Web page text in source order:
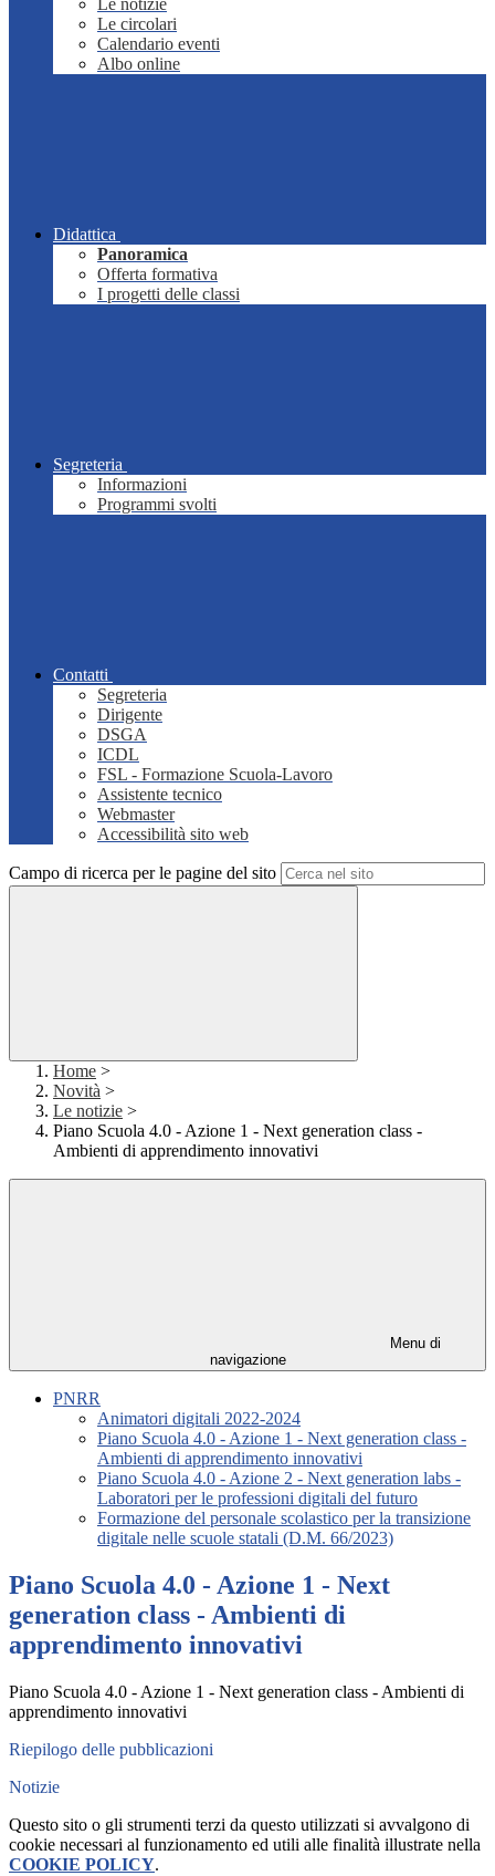
Le notizie
Le circolari
Calendario eventi
Albo online
Didattica
Panoramica
Offerta formativa
I progetti delle classi
Segreteria
Informazioni
Programmi svolti
Contatti
Segreteria
Dirigente
DSGA
ICDL
FSL - Formazione Scuola-Lavoro
Assistente tecnico
Webmaster
Accessibilità sito web
Campo di ricerca per le pagine del sito
Home >
Novità >
Le notizie >
Piano Scuola 4.0 - Azione 1 - Next generation class -
Ambienti di apprendimento innovativi
Menu di
navigazione
PNRR
Animatori digitali 2022-2024
Piano Scuola 4.0 - Azione 1 - Next generation class -
Ambienti di apprendimento innovativi
Piano Scuola 4.0 - Azione 2 - Next generation labs -
Laboratori per le professioni digitali del futuro
Formazione del personale scolastico per la transizione
digitale nelle scuole statali (D.M. 66/2023)
Piano Scuola 4.0 - Azione 1 - Next
generation class - Ambienti di
apprendimento innovativi
Piano Scuola 4.0 - Azione 1 - Next generation class - Ambienti di
apprendimento innovativi
Riepilogo delle pubblicazioni
Notizie
Questo sito o gli strumenti terzi da questo utilizzati si avvalgono di
cookie necessari al funzionamento ed utili alle finalità illustrate nella
COOKIE POLICY.